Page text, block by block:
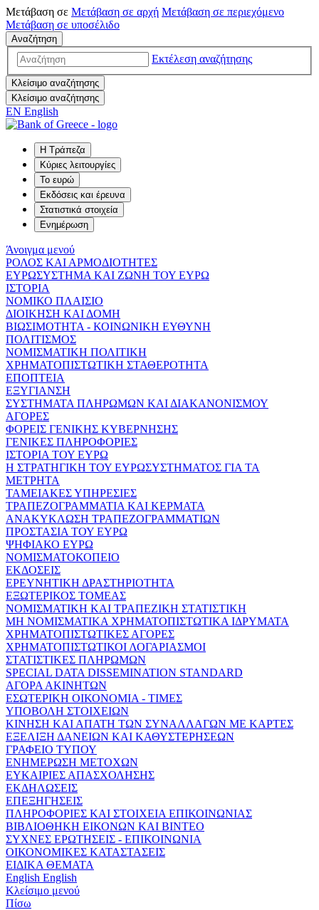
Μετάβαση σε Μετάβαση σε αρχή Μετάβαση σε περιεχόμενο
Μετάβαση σε υποσέλιδο
Αναζήτηση
Εκτέλεση αναζήτησης
Κλείσιμο αναζήτησης
Κλείσιμο αναζήτησης
EN English
Η Τράπεζα
Κύριες λειτουργίες
Το ευρώ
Εκδόσεις και έρευνα
Στατιστικά στοιχεία
Ενημέρωση
Άνοιγμα μενού
ΡΟΛΟΣ ΚΑΙ ΑΡΜΟΔΙΟΤΗΤΕΣ
ΕΥΡΩΣΥΣΤΗΜΑ ΚΑΙ ΖΩΝΗ ΤΟΥ ΕΥΡΩ
ΙΣΤΟΡΙΑ
ΝΟΜΙΚΟ ΠΛΑΙΣΙΟ
ΔΙΟΙΚΗΣΗ ΚΑΙ ΔΟΜΗ
ΒΙΩΣΙΜΟΤΗΤΑ - ΚΟΙΝΩΝΙΚΗ ΕΥΘΥΝΗ
ΠΟΛΙΤΙΣΜΟΣ
ΝΟΜΙΣΜΑΤΙΚΗ ΠΟΛΙΤΙΚΗ
ΧΡΗΜΑΤΟΠΙΣΤΩΤΙΚΗ ΣΤΑΘΕΡΟΤΗΤΑ
ΕΠΟΠΤΕΙΑ
ΕΞΥΓΙΑΝΣΗ
ΣΥΣΤΗΜΑΤΑ ΠΛΗΡΩΜΩΝ ΚΑΙ ΔΙΑΚΑΝΟΝΙΣΜΟΥ
ΑΓΟΡΕΣ
ΦΟΡΕΙΣ ΓΕΝΙΚΗΣ ΚΥΒΕΡΝΗΣΗΣ
ΓΕΝΙΚΕΣ ΠΛΗΡΟΦΟΡΙΕΣ
ΙΣΤΟΡΙΑ ΤΟΥ ΕΥΡΩ
Η ΣΤΡΑΤΗΓΙΚΗ ΤΟΥ ΕΥΡΩΣΥΣΤΗΜΑΤΟΣ ΓΙΑ ΤΑ
ΜΕΤΡΗΤΑ
ΤΑΜΕΙΑΚΕΣ ΥΠΗΡΕΣΙΕΣ
ΤΡΑΠΕΖΟΓΡΑΜΜΑΤΙΑ ΚΑΙ ΚΕΡΜΑΤΑ
ΑΝΑΚΥΚΛΩΣΗ ΤΡΑΠΕΖΟΓΡΑΜΜΑΤΙΩΝ
ΠΡΟΣΤΑΣΙΑ ΤΟΥ ΕΥΡΩ
ΨΗΦΙΑΚΟ ΕΥΡΩ
ΝΟΜΙΣΜΑΤΟΚΟΠΕΙΟ
ΕΚΔΟΣΕΙΣ
ΕΡΕΥΝΗΤΙΚΗ ΔΡΑΣΤΗΡΙΟΤΗΤΑ
ΕΞΩΤΕΡΙΚΟΣ ΤΟΜΕΑΣ
ΝΟΜΙΣΜΑΤΙΚΗ ΚΑΙ ΤΡΑΠΕΖΙΚΗ ΣΤΑΤΙΣΤΙΚΗ
ΜΗ ΝΟΜΙΣΜΑΤΙΚΑ ΧΡΗΜΑΤΟΠΙΣΤΩΤΙΚΑ ΙΔΡΥΜΑΤΑ
ΧΡΗΜΑΤΟΠΙΣΤΩΤΙΚΕΣ ΑΓΟΡΕΣ
ΧΡΗΜΑΤΟΠΙΣΤΩΤΙΚΟΙ ΛΟΓΑΡΙΑΣΜΟΙ
ΣΤΑΤΙΣΤΙΚΕΣ ΠΛΗΡΩΜΩΝ
SPECIAL DATA DISSEMINATION STANDARD
ΑΓΟΡΑ ΑΚΙΝΗΤΩΝ
ΕΣΩΤΕΡΙΚΗ ΟΙΚΟΝΟΜΙΑ - ΤΙΜΕΣ
ΥΠΟΒΟΛΗ ΣΤΟΙΧΕΙΩΝ
ΚΙΝΗΣΗ ΚΑΙ ΑΠΑΤΗ ΤΩΝ ΣΥΝΑΛΛΑΓΩΝ ΜΕ ΚΑΡΤΕΣ
ΕΞΕΛΙΞΗ ΔΑΝΕΙΩΝ ΚΑΙ ΚΑΘΥΣΤΕΡΗΣΕΩΝ
ΓΡΑΦΕΙΟ ΤΥΠΟΥ
ΕΝΗΜΕΡΩΣΗ ΜΕΤΟΧΩΝ
ΕΥΚΑΙΡΙΕΣ ΑΠΑΣΧΟΛΗΣΗΣ
ΕΚΔΗΛΩΣΕΙΣ
ΕΠΕΞΗΓΗΣΕΙΣ
ΠΛΗΡΟΦΟΡΙΕΣ ΚΑΙ ΣΤΟΙΧΕΙΑ ΕΠΙΚΟΙΝΩΝΙΑΣ
ΒΙΒΛΙΟΘΗΚΗ ΕΙΚΟΝΩΝ ΚΑΙ ΒΙΝΤΕΟ
ΣΥΧΝΕΣ ΕΡΩΤΗΣΕΙΣ - ΕΠΙΚΟΙΝΩΝΙΑ
ΟΙΚΟΝΟΜΙΚΕΣ ΚΑΤΑΣΤΑΣΕΙΣ
ΕΙΔΙΚΑ ΘΕΜΑΤΑ
English English
Κλείσιμο μενού
Πίσω